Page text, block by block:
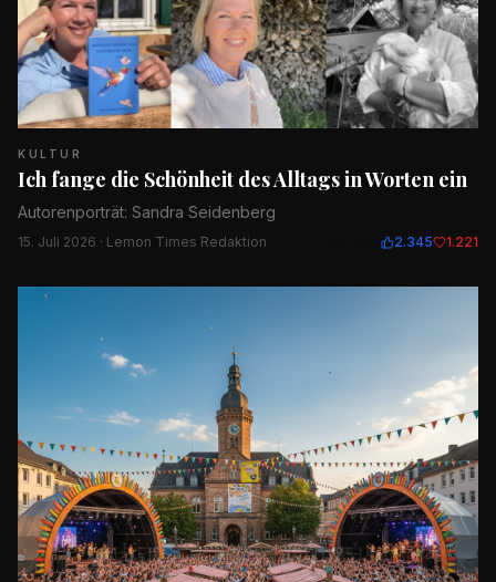
KULTUR
Ich fange die Schönheit des Alltags in Worten ein
Autorenporträt: Sandra Seidenberg
15. Juli 2026 · Lemon Times Redaktion 2.345 1.221